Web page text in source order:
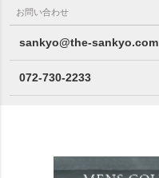
お問い合わせ
sankyo@the-sankyo.com
072-730-2233